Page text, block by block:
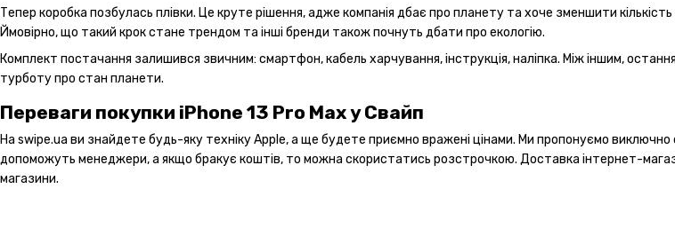
Тепер коробка позбулась плівки. Це круте рішення, адже компанія дбає про планету та хоче зменшити
Ймовірно, що такий крок стане трендом та інші бренди також почнуть дбати про екологію.
Комплект постачання залишився звичним: смартфон, кабель харчування, інструкція, наліпка. Між іншим,
турботу про стан планети.
Переваги покупки iPhone 13 Pro Max у Свайп
На swipe.ua ви знайдете будь-яку техніку Apple, а ще будете приємно вражені цінами. Ми пропонуємо
допоможуть менеджери, а якщо бракує коштів, то можна скористатись розстрочкою. Доставка інтернет-
магазини.